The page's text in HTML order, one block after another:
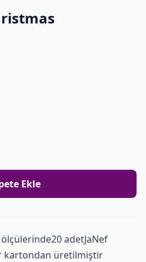
Ekle
adetJaNef
kartondan üretilmiştir